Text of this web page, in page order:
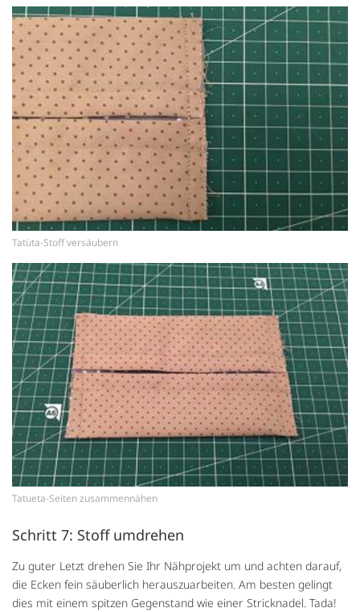
Tatüta-Stoff versäubern
Tatueta-Seiten zusammennähen
Schritt 7: Stoff umdrehen
Zu guter Letzt drehen Sie Ihr Nähprojekt um und achten darauf,
die Ecken fein säuberlich herauszuarbeiten. Am besten gelingt
dies mit einem spitzen Gegenstand wie einer Stricknadel. Tada!